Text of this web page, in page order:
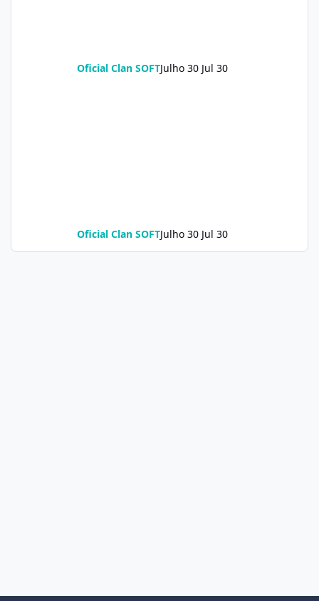
Oficial Clan SOFTJulho 30 Jul 30
Oficial Clan SOFTJulho 30 Jul 30